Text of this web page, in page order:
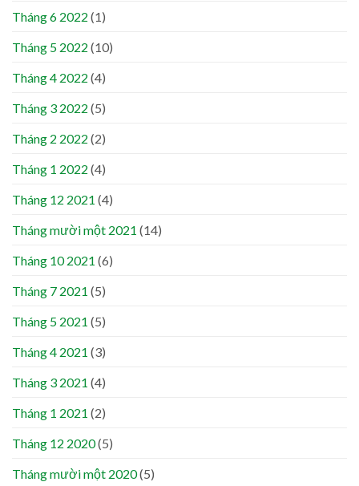
Tháng 6 2022 (1)
Tháng 5 2022 (10)
Tháng 4 2022 (4)
Tháng 3 2022 (5)
Tháng 2 2022 (2)
Tháng 1 2022 (4)
Tháng 12 2021 (4)
Tháng mười một 2021 (14)
Tháng 10 2021 (6)
Tháng 7 2021 (5)
Tháng 5 2021 (5)
Tháng 4 2021 (3)
Tháng 3 2021 (4)
Tháng 1 2021 (2)
Tháng 12 2020(5)
Tháng mười một 2020(5)